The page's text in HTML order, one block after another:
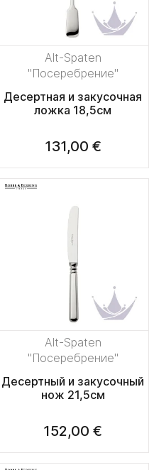
Alt-Spaten
"Посеребрение"
Десертная и закусочная
ложка 18,5см
131,00 €
Alt-Spaten
"Посеребрение"
Десертный и закусочный
нож 21,5см
152,00 €